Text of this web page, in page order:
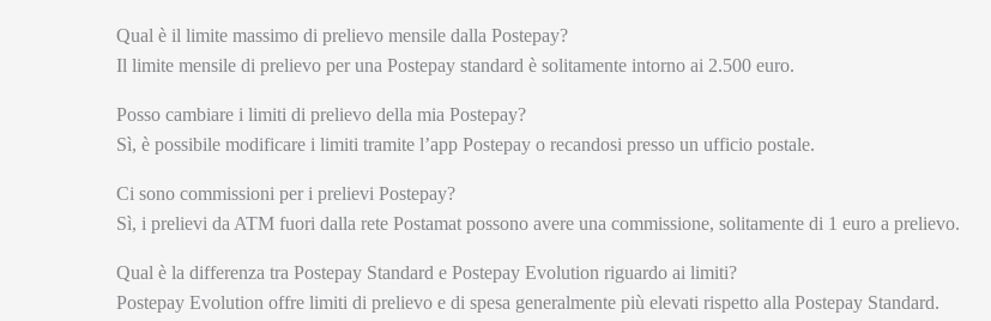
Qual è il limite massimo di prelievo mensile dalla Postepay?
Il limite mensile di prelievo per una Postepay standard è solitamente intorno ai 2.500 euro.
Posso cambiare i limiti di prelievo della mia Postepay?
Sì, è possibile modificare i limiti tramite l’app Postepay o recandosi presso un ufficio postale.
Ci sono commissioni per i prelievi Postepay?
Sì, i prelievi da ATM fuori dalla rete Postamat possono avere una commissione, solitamente di 1 euro a prelievo.
Qual è la differenza tra Postepay Standard e Postepay Evolution riguardo ai limiti?
Postepay Evolution offre limiti di prelievo e di spesa generalmente più elevati rispetto alla Postepay Standard.